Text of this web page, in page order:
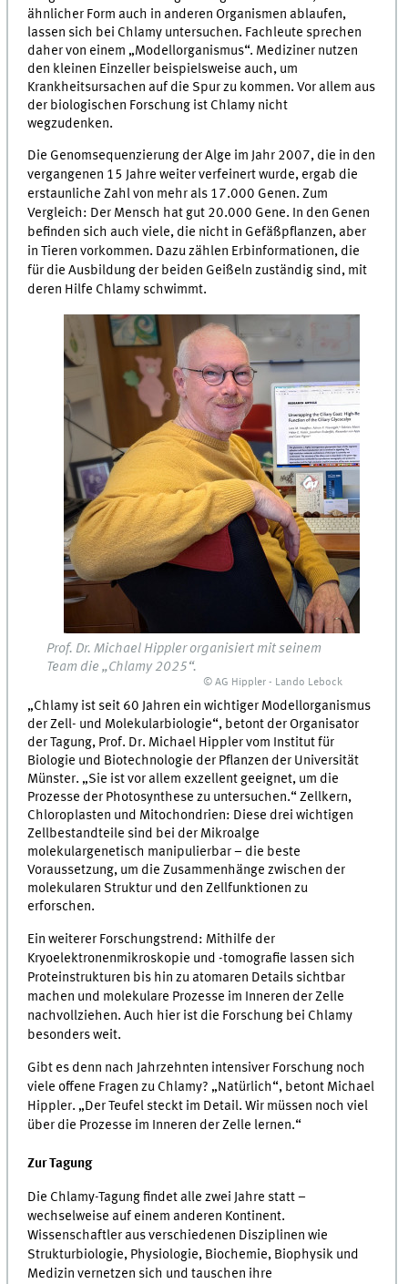
ähnlicher Form auch in anderen Organismen ablaufen,
lassen sich bei Chlamy untersuchen. Fachleute sprechen
daher von einem „Modellorganismus“. Mediziner nutzen
den kleinen Einzeller beispielsweise auch, um
Krankheitsursachen auf die Spur zu kommen. Vor allem aus
der biologischen Forschung ist Chlamy nicht
wegzudenken.
Die Genomsequenzierung der Alge im Jahr 2007, die in den
vergangenen 15 Jahre weiter verfeinert wurde, ergab die
erstaunliche Zahl von mehr als 17.000 Genen. Zum
Vergleich: Der Mensch hat gut 20.000 Gene. In den Genen
befinden sich auch viele, die nicht in Gefäßpflanzen, aber
in Tieren vorkommen. Dazu zählen Erbinformationen, die
für die Ausbildung der beiden Geißeln zuständig sind, mit
deren Hilfe Chlamy schwimmt.
Prof. Dr. Michael Hippler organisiert mit seinem
Team die „Chlamy 2025“.
© AG Hippler - Lando Lebock
„Chlamy ist seit 60 Jahren ein wichtiger Modellorganismus
der Zell- und Molekularbiologie“, betont der Organisator
der Tagung, Prof. Dr. Michael Hippler vom Institut für
Biologie und Biotechnologie der Pflanzen der Universität
Münster. „Sie ist vor allem exzellent geeignet, um die
Prozesse der Photosynthese zu untersuchen.“ Zellkern,
Chloroplasten und Mitochondrien: Diese drei wichtigen
Zellbestandteile sind bei der Mikroalge
molekulargenetisch manipulierbar – die beste
Voraussetzung, um die Zusammenhänge zwischen der
molekularen Struktur und den Zellfunktionen zu
erforschen.
Ein weiterer Forschungstrend: Mithilfe der
Kryoelektronenmikroskopie und -tomografie lassen sich
Proteinstrukturen bis hin zu atomaren Details sichtbar
machen und molekulare Prozesse im Inneren der Zelle
nachvollziehen. Auch hier ist die Forschung bei Chlamy
besonders weit.
Gibt es denn nach Jahrzehnten intensiver Forschung noch
viele offene Fragen zu Chlamy? „Natürlich“, betont Michael
Hippler. „Der Teufel steckt im Detail. Wir müssen noch viel
über die Prozesse im Inneren der Zelle lernen.“
Zur Tagung
Die Chlamy-Tagung findet alle zwei Jahre statt –
wechselweise auf einem anderen Kontinent.
Wissenschaftler aus verschiedenen Disziplinen wie
Strukturbiologie, Physiologie, Biochemie, Biophysik und
Medizin vernetzen sich und tauschen ihre